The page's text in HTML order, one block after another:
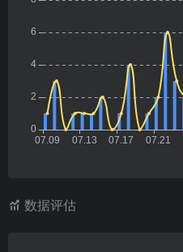
数据评估